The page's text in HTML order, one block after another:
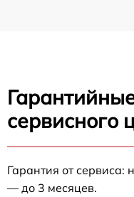
сервисного
Гарантия от сервиса:
— до 3 месяцев.